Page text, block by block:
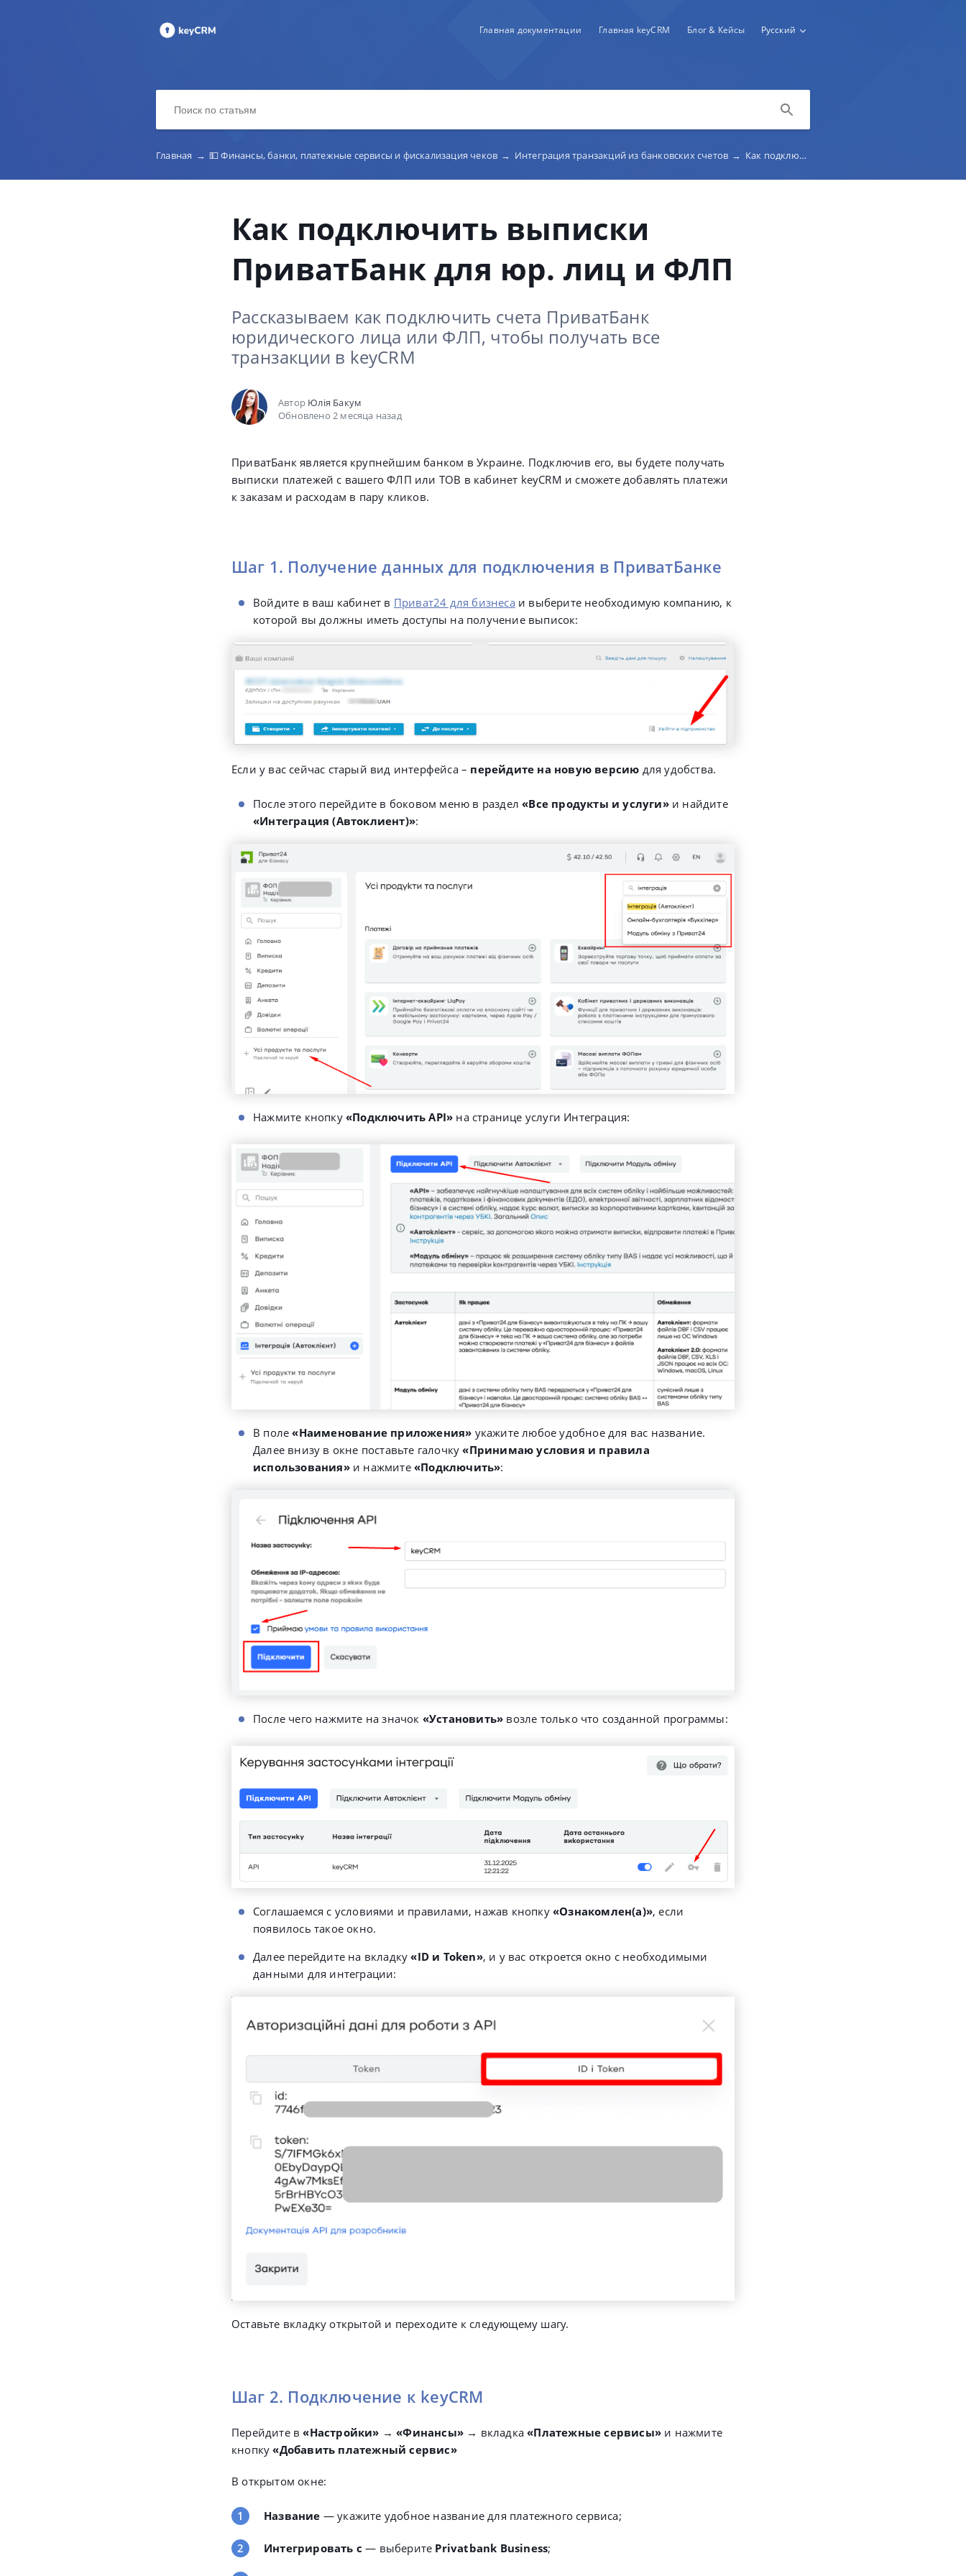
Главная документации Главная keyCRM Блог & Кейсы Русский
Главная → 💵 Финансы, банки, платежные сервисы и фискализация чеков → Интеграция транзакций из банковских счетов → Как подключить выписки ПриватБанк для юр. лиц и ФЛП
Как подключить выписки
ПриватБанк для юр. лиц и ФЛП
Рассказываем как подключить счета ПриватБанк
юридического лица или ФЛП, чтобы получать все
транзакции в keyCRM
Автор Юлія Бакум
Обновлено 2 месяца назад
ПриватБанк является крупнейшим банком в Украине. Подключив его, вы будете получать
выписки платежей с вашего ФЛП или ТОВ в кабинет keyCRM и сможете добавлять платежи
к заказам и расходам в пару кликов.
Шаг 1. Получение данных для подключения в ПриватБанке
Войдите в ваш кабинет в Приват24 для бизнеса и выберите необходимую компанию, к
которой вы должны иметь доступы на получение выписок:
Если у вас сейчас старый вид интерфейса – перейдите на новую версию для удобства.
После этого перейдите в боковом меню в раздел«Все продукты и услуги»и найдите
«Интеграция (Автоклиент)»:
Нажмите кнопку «Подключить API» на странице услуги Интеграция:
В поле«Наименование приложения» укажите любое удобное для вас название.
Далее внизу в окне поставьте галочку«Принимаю условия и правила
использования»и нажмите«Подключить»:
После чего нажмите на значок «Установить» возле только что созданной программы:
Соглашаемся с условиями и правилами, нажав кнопку «Ознакомлен(а)», если
появилось такое окно.
Далее перейдите на вкладку«ID и Token», и у вас откроется окно с необходимыми
данными для интеграции:
Оставьте вкладку открытой и переходите к следующему шагу.
Шаг 2. Подключение к keyCRM
Перейдите в«Настройки» → «Финансы» → вкладка«Платежные сервисы» и нажмите
кнопку«Добавить платежный сервис»
В открытом окне:
Название — укажите удобное название для платежного сервиса;
Интегрировать с — выберите Privatbank Business;